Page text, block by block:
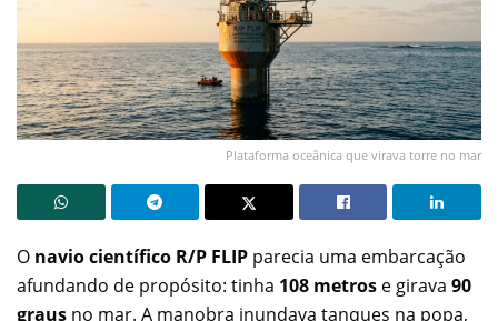
Plataforma oceânica que virava torre no mar
O navio científico R/P FLIP parecia uma embarcação
afundando de propósito: tinha 108 metros e girava 90
graus no mar. A manobra inundava tanques na popa,